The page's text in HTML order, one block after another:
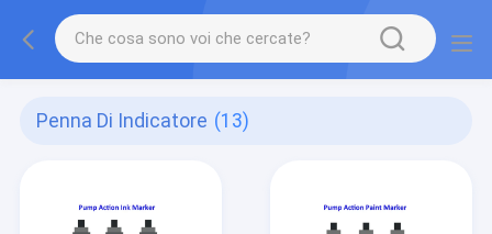
Penna Di Indicatore (13)